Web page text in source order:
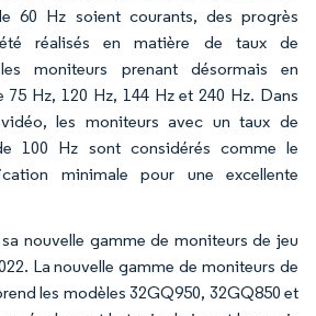
60 Hz soient courants, des progrès
réalisés en matière de taux de
moniteurs prenant désormais en
75 Hz, 120 Hz, 144 Hz et 240 Hz. Dans
les moniteurs avec un taux de
100 Hz sont considérés comme le
minimale pour une excellente
nouvelle gamme de moniteurs de jeu
La nouvelle gamme de moniteurs de
les modèles 32GQ950, 32GQ850 et